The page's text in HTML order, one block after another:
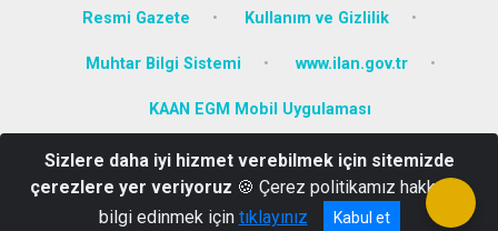
Resmi Gazete Kullanım ve Gizlilik
Muhtar Bilgi Sistemi www.ilan.gov.tr
KAAN EGM Mobil Uygulaması
Tabaklar Mahallesi, İzzet Baysal Cd. No:2, 14100 Bolu Merkez/Bolu
0 374 215 37 60
Sizlere daha iyi hizmet verebilmek için sitemizde
çerezlere yer veriyoruz 🍪 Çerez politikamız hakkında
bilgi edinmek için tıklayınız Kabul et